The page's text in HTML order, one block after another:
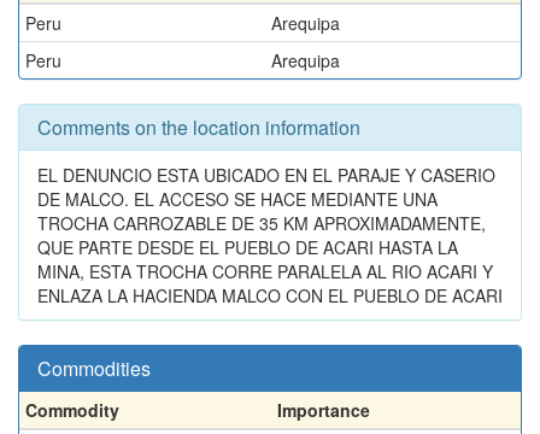
Peru
Arequipa
Peru
Arequipa
Comments on the location information
EL DENUNCIO ESTA UBICADO EN EL PARAJE Y CASERIO
DE MALCO. EL ACCESO SE HACE MEDIANTE UNA
TROCHA CARROZABLE DE 35 KM APROXIMADAMENTE,
QUE PARTE DESDE EL PUEBLO DE ACARI HASTA LA
MINA, ESTA TROCHA CORRE PARALELA AL RIO ACARI Y
ENLAZA LA HACIENDA MALCO CON EL PUEBLO DE ACARI
Commodities
Commodity
Importance